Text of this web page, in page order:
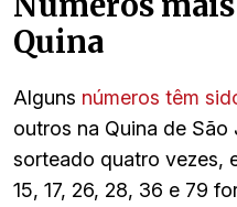
Quina
Alguns números têm
outros na Quina de
sorteado quatro vezes,
15, 17, 26, 28, 36 e 79